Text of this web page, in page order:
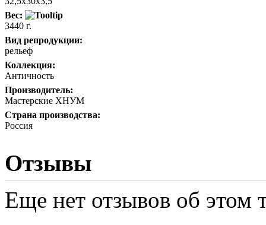
Вес:
3440 г.
Вид репродукции:
рельеф
Коллекция:
Античность
Производитель:
Мастерские ХНУМ
Страна производства:
Россия
Отзывы
Еще нет отзывов об этом